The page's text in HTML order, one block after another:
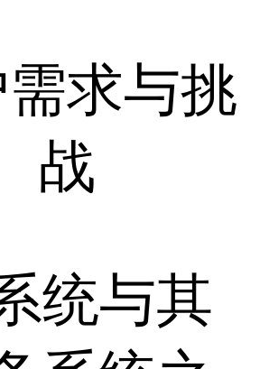
求与挑
战
统与其